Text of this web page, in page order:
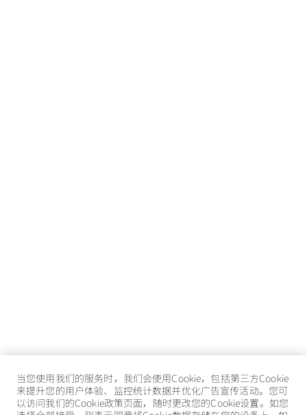
当您使用我们的服务时，我们会使用Cookie，包括第三方Cookie
来提升您的用户体验、监控统计数据并优化广告宣传活动。您可
以访问我们的Cookie政策页面，随时更改您的Cookie设置。如您